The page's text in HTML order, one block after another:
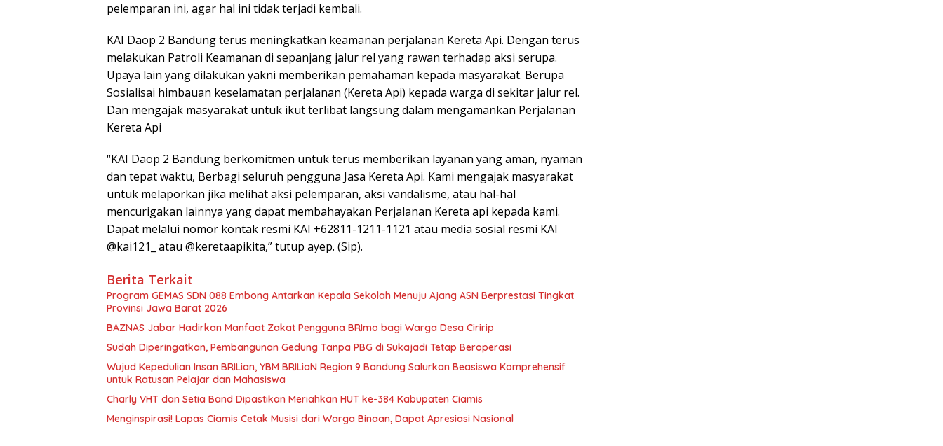
pelemparan ini, agar hal ini tidak terjadi kembali.
KAI Daop 2 Bandung terus meningkatkan keamanan perjalanan Kereta Api. Dengan terus
melakukan Patroli Keamanan di sepanjang jalur rel yang rawan terhadap aksi serupa.
Upaya lain yang dilakukan yakni memberikan pemahaman kepada masyarakat. Berupa
Sosialisai himbauan keselamatan perjalanan (Kereta Api) kepada warga di sekitar jalur rel.
Dan mengajak masyarakat untuk ikut terlibat langsung dalam mengamankan Perjalanan
Kereta Api
“KAI Daop 2 Bandung berkomitmen untuk terus memberikan layanan yang aman, nyaman
dan tepat waktu, Berbagi seluruh pengguna Jasa Kereta Api. Kami mengajak masyarakat
untuk melaporkan jika melihat aksi pelemparan, aksi vandalisme, atau hal-hal
mencurigakan lainnya yang dapat membahayakan Perjalanan Kereta api kepada kami.
Dapat melalui nomor kontak resmi KAI +62811-1211-1121 atau media sosial resmi KAI
@kai121_ atau @keretaapikita,” tutup ayep. (Sip).
Berita Terkait
Program GEMAS SDN 088 Embong Antarkan Kepala Sekolah Menuju Ajang ASN Berprestasi Tingkat
Provinsi Jawa Barat 2026
BAZNAS Jabar Hadirkan Manfaat Zakat Pengguna BRImo bagi Warga Desa Ciririp
Sudah Diperingatkan, Pembangunan Gedung Tanpa PBG di Sukajadi Tetap Beroperasi
Wujud Kepedulian Insan BRILian, YBM BRILiaN Region 9 Bandung Salurkan Beasiswa Komprehensif
untuk Ratusan Pelajar dan Mahasiswa
Charly VHT dan Setia Band Dipastikan Meriahkan HUT ke-384 Kabupaten Ciamis
Menginspirasi! Lapas Ciamis Cetak Musisi dari Warga Binaan, Dapat Apresiasi Nasional